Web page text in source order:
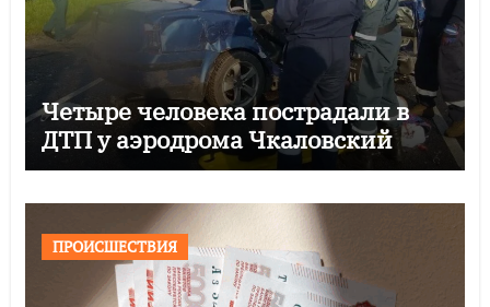
Четыре человека пострадали в
ДТП у аэродрома Чкаловский
ПРОИСШЕСТВИЯ